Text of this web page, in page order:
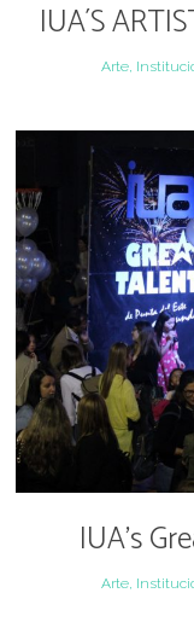
IUA´S
Arte,
IUA’s
Arte,